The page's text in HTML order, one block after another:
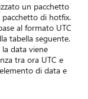
un pacchetto
di hotfix.
al formato UTC
tabella seguente.
data viene
tra ora UTC e
di data e